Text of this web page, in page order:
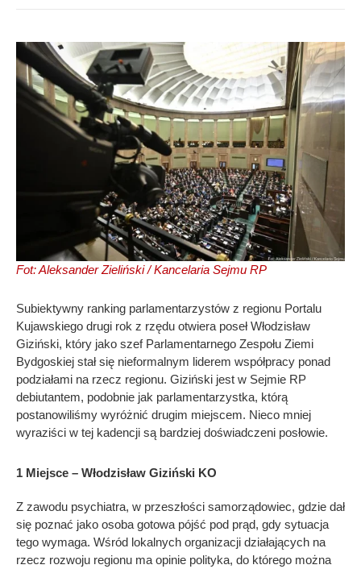
Fot: Aleksander Zieliński / Kancelaria Sejmu RP
Subiektywny ranking parlamentarzystów z regionu Portalu
Kujawskiego drugi rok z rzędu otwiera poseł Włodzisław
Giziński, który jako szef Parlamentarnego Zespołu Ziemi
Bydgoskiej stał się nieformalnym liderem współpracy ponad
podziałami na rzecz regionu. Giziński jest w Sejmie RP
debiutantem, podobnie jak parlamentarzystka, którą
postanowiliśmy wyróżnić drugim miejscem. Nieco mniej
wyraziści w tej kadencji są bardziej doświadczeni posłowie.
1 Miejsce – Włodzisław Giziński KO
Z zawodu psychiatra, w przeszłości samorządowiec, gdzie dał
się poznać jako osoba gotowa pójść pod prąd, gdy sytuacja
tego wymaga. Wśród lokalnych organizacji działających na
rzecz rozwoju regionu ma opinie polityka, do którego można